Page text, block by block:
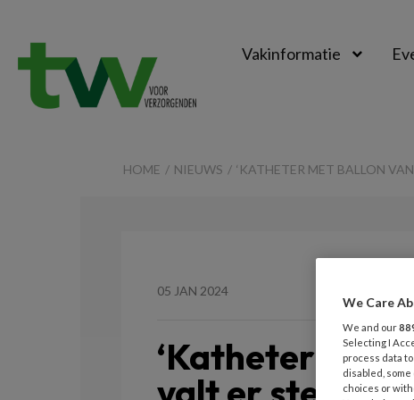
Vakinformatie
HOME NIEUWS ‘KATHETER MET BALLON
05 JAN 2024
‘Katheter met
We Care
We and our
Selecting I
process data
disabled,
choices or